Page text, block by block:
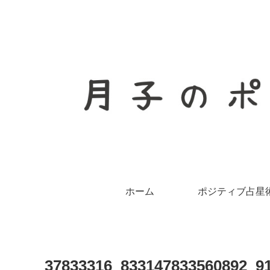
ホーム ポジティブ占星